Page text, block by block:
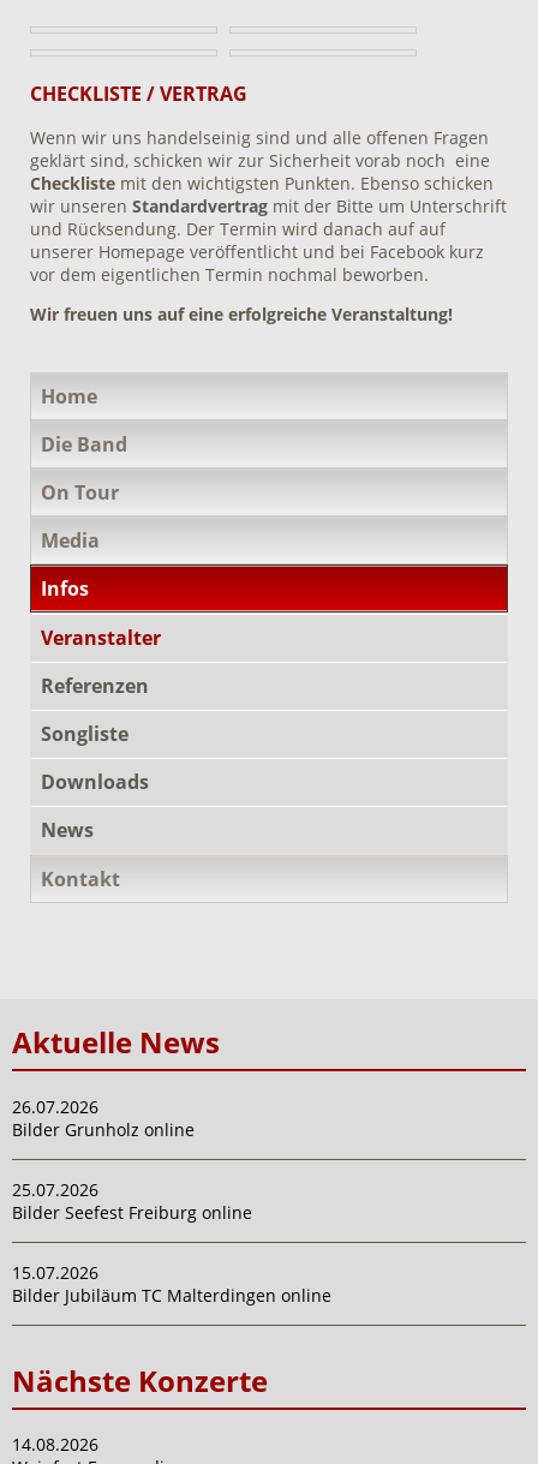
CHECKLISTE / VERTRAG
Wenn wir uns handelseinig sind und alle offenen Fragen
geklärt sind, schicken wir zur Sicherheit vorab noch eine
Checkliste mit den wichtigsten Punkten. Ebenso schicken
wir unseren Standardvertrag mit der Bitte um Unterschrift
und Rücksendung. Der Termin wird danach auf auf
unserer Homepage veröffentlicht und bei Facebook kurz
vor dem eigentlichen Termin nochmal beworben.
Wir freuen uns auf eine erfolgreiche Veranstaltung!
überspringen
Home
Die Band
On Tour
Media
Infos
Veranstalter
Referenzen
Songliste
Downloads
News
Kontakt
Aktuelle News
26.07.2026
Bilder Grunholz online
25.07.2026
Bilder Seefest Freiburg online
15.07.2026
Bilder Jubiläum TC Malterdingen online
Nächste Konzerte
14.08.2026